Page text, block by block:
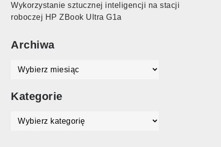
Wykorzystanie sztucznej inteligencji na stacji
roboczej HP ZBook Ultra G1a
Archiwa
Archiwa
Kategorie
Kategorie